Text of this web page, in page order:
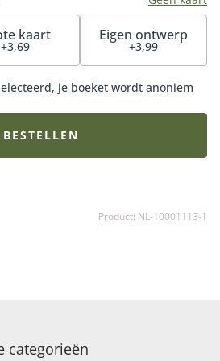
kaart
+3,69
Eigen ontwerp
+3,99
je boeket wordt anoniem
Product: NL-10001113-1
categorieën